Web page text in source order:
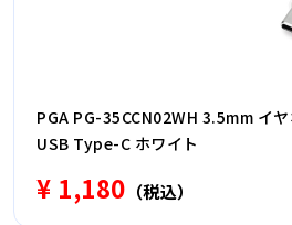
PGA PG-35CCN02WH 3.5mm イ
USB Type-C ホワイト
¥ 1,180 （税込）